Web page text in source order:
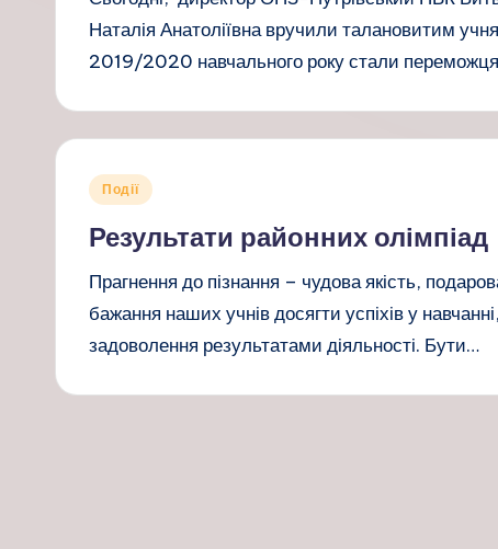
Наталія Анатоліївна вручили талановитим
2019/2020 навчального року стали
Опубліковано
Події
Результати районних олімпіад
Прагнення до пізнання – чудова якість,
бажання наших учнів досягти успіхів у
задоволення результатами діяльності. Бути…